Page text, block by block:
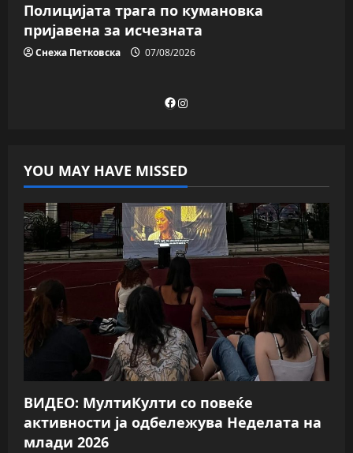
Полицијата трага пo кумановка
пријавена за исчезната
Снежа Петковска 07/08/2026
Facebook
Instagram
YOU MAY HAVE MISSED
ВИДЕО: МултиКулти со повеќе
активности ја одбележува Неделата на
млади 2026